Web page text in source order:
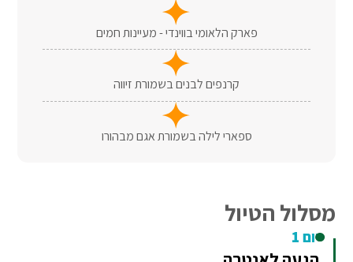
פארק הלאומי בווינדי - מעיינות חמים
קרנפים לבנים בשמורת זיווה
ספארי לילה בשמורת אגם מבהורו
מסלול הטיול
יום 1